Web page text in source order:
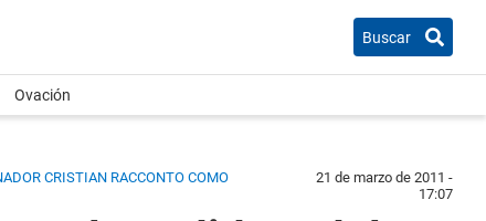
Buscar
Ovación
CRISTIAN RACCONTO COMO
21 de marzo de 2011 -
17:07